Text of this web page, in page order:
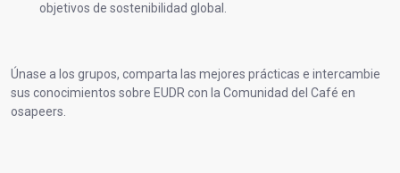
objetivos de sostenibilidad global.
Únase a los grupos, comparta las mejores prácticas e intercambie
sus conocimientos sobre EUDR con la Comunidad del Café en
osapeers.